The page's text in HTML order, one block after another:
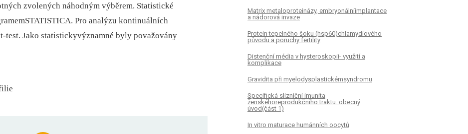
zvolených náhodným výběrem. Statistické
Pro analýzu kontinuálních
test. Jako statistickyvýznamné byly považovány
Matrix metaloproteinázy, embryonálníimplantace
a nádorová invaze
Protein tepelného šoku (hsp60)chlamydiového
původu a poruchy fertility
Distenční média v hysteroskopii- využití a
komplikace
Gravidita při myelodysplastickémsyndromu
Specifická slizniční imunita
ženskéhoreprodukčního traktu: obecný
úvod(část 1)
In vitro maturace humánních oocytů